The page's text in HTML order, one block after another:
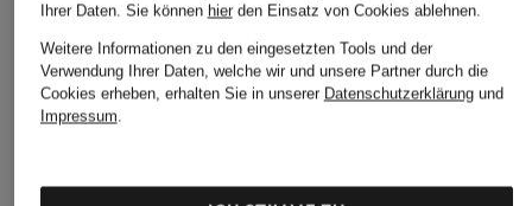
darling harbour
Wide Leg Jeans
HEYANNO
Jeans-Culotte
BOGNER
Bootcut Jeans
Ihrer Daten. Sie können hierden Einsatz von Cookies ablehnen.
Weitere Informationen zu den eingesetzten Tools und der
Verwendung Ihrer Daten, welche wir und unsere Partner durch die
Cookies erheben, erhalten Sie in unserer Datenschutzerklärungund
Impressum.